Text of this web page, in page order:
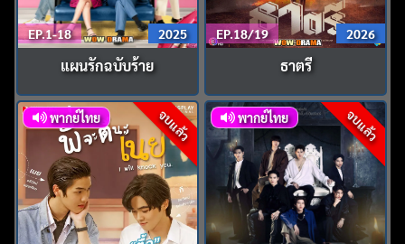
EP.1-18 2025
แผนรักฉบับร้าย
EP.18/19 2026
ธาตรี
จบแล้ว
พากย์ไทย จบแล้ว
พากย์ไทย